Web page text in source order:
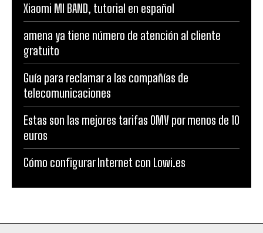
Xiaomi MI BAND, tutorial en español
amena ya tiene número de atención al cliente
gratuito
Guía para reclamar a las compañías de
telecomunicaciones
Estas son las mejores tarifas OMV por menos de 10
euros
Cómo configurar Internet con Lowi.es